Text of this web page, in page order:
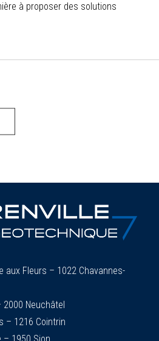
à proposer des solutions
aux Fleurs – 1022 Chavannes-
2000 Neuchâtel
– 1216 Cointrin